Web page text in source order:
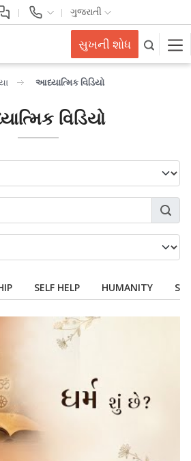
ગુજરાતી
સુખની શોધ
આધ્યાત્મિક વિડિયો
વિડિયો
SELF HELP HUMANITY